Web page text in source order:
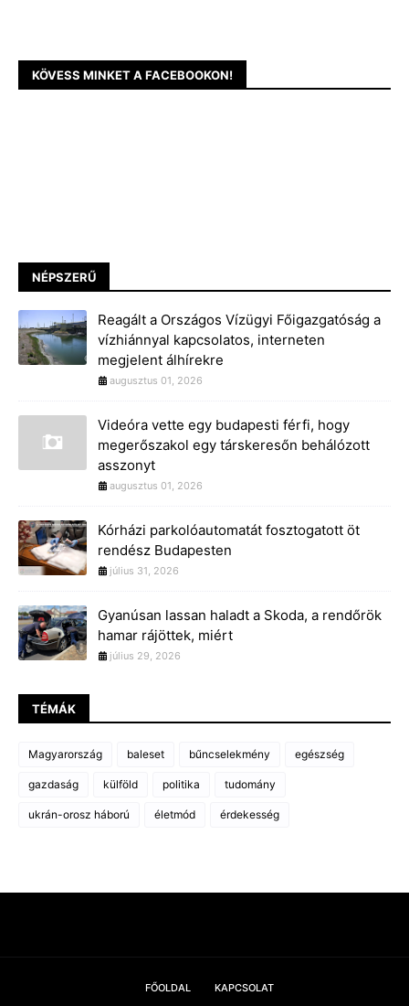
KÖVESS MINKET A FACEBOOKON!
NÉPSZERŰ
Reagált a Országos Vízügyi Főigazgatóság a
vízhiánnyal kapcsolatos, interneten
megjelent álhírekre
augusztus 01, 2026
Videóra vette egy budapesti férfi, hogy
megerőszakol egy társkeresőn behálózott
asszonyt
augusztus 01, 2026
Kórházi parkolóautomatát fosztogatott öt
rendész Budapesten
július 31, 2026
Gyanúsan lassan haladt a Skoda, a rendőrök
hamar rájöttek, miért
július 29, 2026
TÉMÁK
Magyarország baleset bűncselekmény egészség
gazdaság külföld politika tudomány
ukrán-orosz háború életmód érdekesség
FŐOLDAL KAPCSOLAT